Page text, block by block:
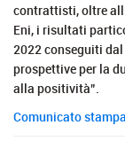
contrattisti, oltre
Eni, i risultati
2022 conseguiti
prospettive per la
alla positività”.
Comunicato stampa